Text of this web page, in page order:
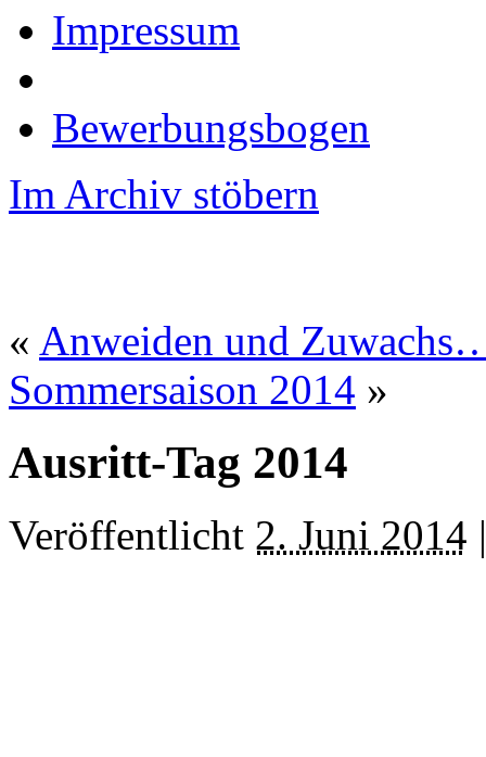
Impressum
Bewerbungsbogen
Im Archiv stöbern
« Anweiden und
Sommersaison 2014 »
Ausritt-Tag 2014
Veröffentlicht 2. Juni 2014